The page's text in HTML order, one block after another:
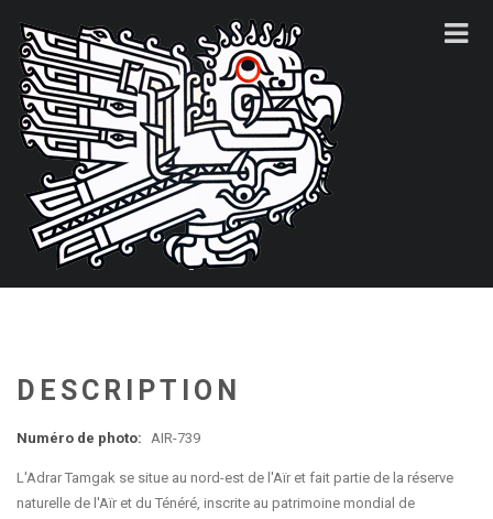
DESCRIPTION
Numéro de photo: AIR-739
L'Adrar Tamgak se situe au nord-est de l'Aïr et fait partie de la réserve
naturelle de l'Aïr et du Ténéré, inscrite au patrimoine mondial de